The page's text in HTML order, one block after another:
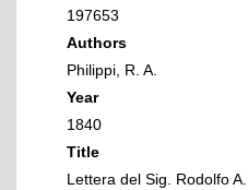
197653
Authors
Philippi, R. A.
Year
1840
Title
Lettera del Sig. Rodolfo